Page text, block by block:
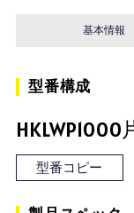
基本情報
型番構成
HKLWP1000
型番コピー